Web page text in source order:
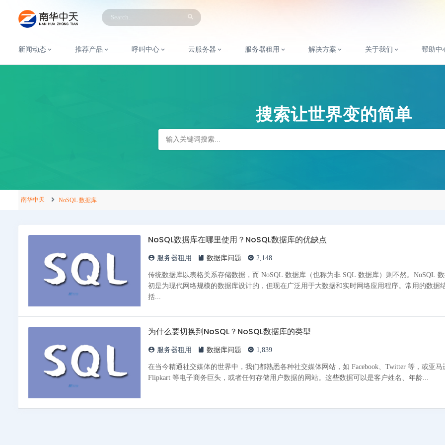
新闻动态 推荐产品 呼叫中心 云服务器 服务器租用 解决方案 关于我们 帮助中
搜索让世界变的简单
南华中天 NoSQL 数据库
NoSQL数据库在哪里使用？NoSQL数据库的优缺点
服务器租用 数据库问题 2,148
传统数据库以表格关系存储数据，而 NoSQL 数据库（也称为非 SQL 数据库）则不然。NoSQL
初是为现代网络规模的数据库设计的，但现在广泛用于大数据和实时网络应用程序。常用的数据
括...
为什么要切换到NoSQL？NoSQL数据库的类型
服务器租用 数据库问题 1,839
在当今精通社交媒体的世界中，我们都熟悉各种社交媒体网站，如 Facebook、Twitter 等，或亚马
Flipkart 等电子商务巨头，或者任何存储用户数据的网站。这些数据可以是客户姓名、年龄...